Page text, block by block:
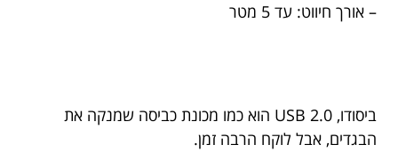
– אורך חיווט: עד 5 מטר
ביסודו, USB 2.0 הוא כמו מכונת כביסה שמנקה את
הבגדים, אבל לוקח הרבה זמן.